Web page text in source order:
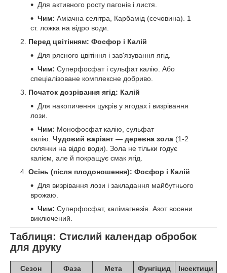
Для активного росту пагонів і листя.
Чим: Аміачна селітра, Карбамід (сечовина). 1
ст. ложка на відро води.
Перед цвітінням: Фосфор і Калій
Для рясного цвітіння і зав'язування ягід.
Чим: Суперфосфат і сульфат калію. Або
спеціалізоване комплексне добриво.
Початок дозрівання ягід: Калій
Для накопичення цукрів у ягодах і визрівання
лози.
Чим: Монофосфат калію, сульфат
калію. Чудовий варіант — деревна зола (1-2
склянки на відро води). Зола не тільки годує
калієм, але й покращує смак ягід.
Осінь (після плодоношення): Фосфор і Калій
Для визрівання лози і закладання майбутнього
врожаю.
Чим: Суперфосфат, калімагнезія. Азот восени
виключений.
Таблиця: Стислий календар обробок
для друку
Сезон
Фаза
Мета
Фунгіцид
Інсектици